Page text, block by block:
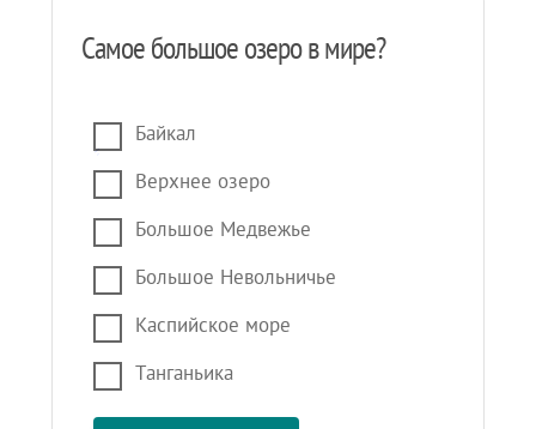
Самое большое озеро в мире?
Байкал
Верхнее озеро
Большое Медвежье
Большое Невольничье
Каспийское море
Танганьика